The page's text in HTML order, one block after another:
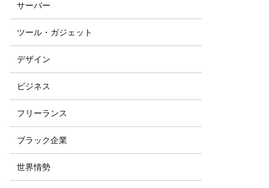
サーバー
ツール・ガジェット
デザイン
ビジネス
フリーランス
ブラック企業
世界情勢